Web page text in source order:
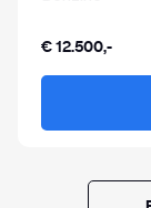
€ 12.500,-